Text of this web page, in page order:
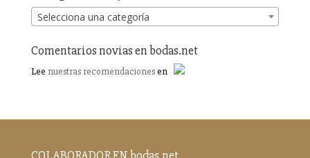
Selecciona una categoría
Comentarios novias en bodas.net
Lee nuestras recomendacionesen